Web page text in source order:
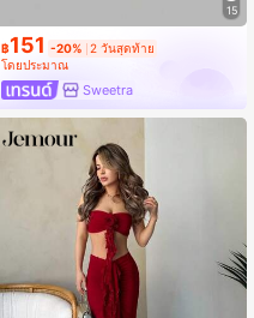
15
฿151 -20% 2 วันสุดท้าย
โดยประมาณ
Sweetra